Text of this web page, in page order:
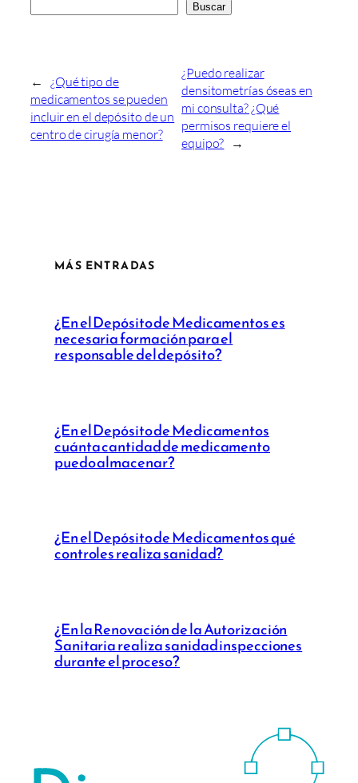
Buscar
← ¿Qué tipo de
medicamentos se pueden
incluir en el depósito de un
centro de cirugía menor?
¿Puedo realizar
densitometrías óseas en
mi consulta? ¿Qué
permisos requiere el
equipo? →
MÁS ENTRADAS
¿En el Depósito de Medicamentos es
necesaria formación para el
responsable del depósito?
¿En el Depósito de Medicamentos
cuánta cantidad de medicamento
puedo almacenar?
¿En el Depósito de Medicamentos qué
controles realiza sanidad?
¿En la Renovación de la Autorización
Sanitaria realiza sanidad inspecciones
durante el proceso?